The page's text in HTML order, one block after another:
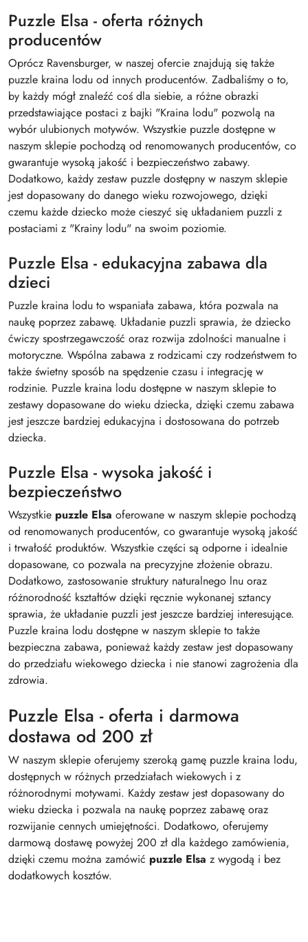
Puzzle Elsa - oferta różnych
producentów
Oprócz Ravensburger, w naszej ofercie znajdują się także
puzzle kraina lodu od innych producentów. Zadbaliśmy o to,
by każdy mógł znaleźć coś dla siebie, a różne obrazki
przedstawiające postaci z bajki "Kraina lodu" pozwolą na
wybór ulubionych motywów. Wszystkie puzzle dostępne w
naszym sklepie pochodzą od renomowanych producentów, co
gwarantuje wysoką jakość i bezpieczeństwo zabawy.
Dodatkowo, każdy zestaw puzzle dostępny w naszym sklepie
jest dopasowany do danego wieku rozwojowego, dzięki
czemu każde dziecko może cieszyć się układaniem puzzli z
postaciami z "Krainy lodu" na swoim poziomie.
Puzzle Elsa - edukacyjna zabawa dla
dzieci
Puzzle kraina lodu to wspaniała zabawa, która pozwala na
naukę poprzez zabawę. Układanie puzzli sprawia, że dziecko
ćwiczy spostrzegawczość oraz rozwija zdolności manualne i
motoryczne. Wspólna zabawa z rodzicami czy rodzeństwem to
także świetny sposób na spędzenie czasu i integrację w
rodzinie. Puzzle kraina lodu dostępne w naszym sklepie to
zestawy dopasowane do wieku dziecka, dzięki czemu zabawa
jest jeszcze bardziej edukacyjna i dostosowana do potrzeb
dziecka.
Puzzle Elsa - wysoka jakość i
bezpieczeństwo
Wszystkie puzzle Elsa oferowane w naszym sklepie pochodzą
od renomowanych producentów, co gwarantuje wysoką jakość
i trwałość produktów. Wszystkie części są odporne i idealnie
dopasowane, co pozwala na precyzyjne złożenie obrazu.
Dodatkowo, zastosowanie struktury naturalnego lnu oraz
różnorodność kształtów dzięki ręcznie wykonanej sztancy
sprawia, że układanie puzzli jest jeszcze bardziej interesujące.
Puzzle kraina lodu dostępne w naszym sklepie to także
bezpieczna zabawa, ponieważ każdy zestaw jest dopasowany
do przedziału wiekowego dziecka i nie stanowi zagrożenia dla
zdrowia.
Puzzle Elsa - oferta i darmowa
dostawa od 200 zł
W naszym sklepie oferujemy szeroką gamę puzzle kraina lodu,
dostępnych w różnych przedziałach wiekowych i z
różnorodnymi motywami. Każdy zestaw jest dopasowany do
wieku dziecka i pozwala na naukę poprzez zabawę oraz
rozwijanie cennych umiejętności. Dodatkowo, oferujemy
darmową dostawę powyżej 200 zł dla każdego zamówienia,
dzięki czemu można zamówić puzzle Elsa z wygodą i bez
dodatkowych kosztów.